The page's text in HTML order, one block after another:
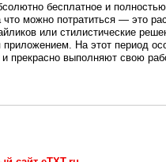
бесплатное и
можно потратиться — это
или стилистические
приложением. На этот период
прекрасно выполняют свою